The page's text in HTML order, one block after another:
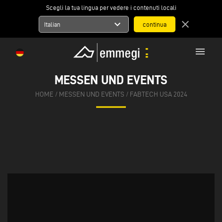
Scegli la tua lingua per vedere i contenuti locali
Italian expand_more close
menu
MESSEN UND EVENTS
HOME / MESSEN UND EVENTS / FABTECH USA 2024